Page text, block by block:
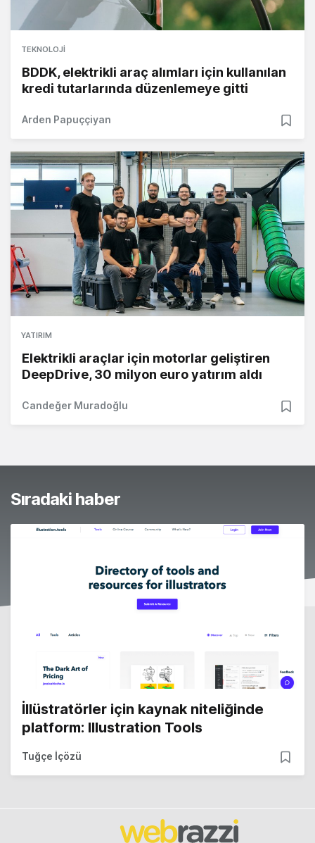
TEKNOLOJI
BDDK, elektrikli araç alımları için kullanılan
kredi tutarlarında düzenlemeye gitti
Arden Papuççiyan
YATIRIM
Elektrikli araçlar için motorlar geliştiren
DeepDrive, 30 milyon euro yatırım aldı
Candeğer Muradoğlu
Sıradaki haber
İllüstratörler için kaynak niteliğinde
platform: Illustration Tools
Tuğçe İçözü